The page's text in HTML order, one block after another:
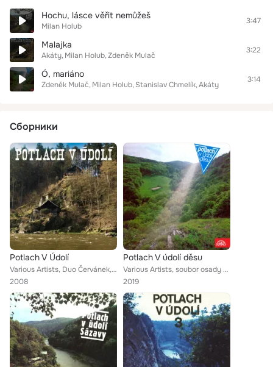
Hochu, lásce věřit nemůžeš
Milan Holub
3:47
Malajka
Akáty Milan Holub Zdeněk Mulač
3:22
Ó, mariáno
Zdeněk Mulač Milan Holub Stanislav Chmelík Akáty
3:14
Сборники
Potlach V Údolí
Various Artists, Duo Červánek, soubor osady Údolí děsu, Brontosauři, Tornado, Jitka Vrbová, Tornádo, Akáty, Ivan Černý, Soubor o...
2008
Potlach V údolí děsu
Various Artists, soubor osady Údolí děsu, Tornado, Jitka Vrbová, Vratislav Vyskočil, Zdeněk Mulač, Zdeněk Skarlandt, Tomáš Pergl...
2019